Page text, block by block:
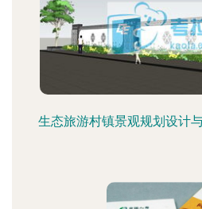
生态旅游村镇景观规划设计